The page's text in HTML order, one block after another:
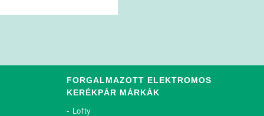
FORGALMAZOTT ELEKTROMOS
KERÉKPÁR MÁRKÁK
- Lofty